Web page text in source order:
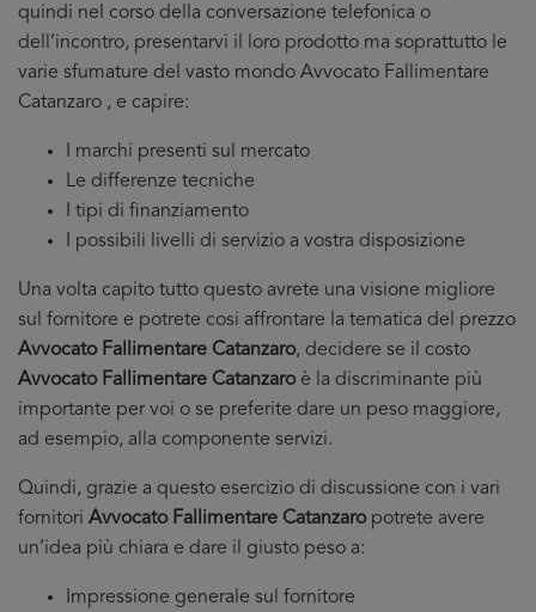
quindi nel corso della conversazione telefonica o
dell’incontro, presentarvi il loro prodotto ma soprattutto le
varie sfumature del vasto mondo Avvocato Fallimentare
Catanzaro , e capire:
I marchi presenti sul mercato
Le differenze tecniche
I tipi di finanziamento
I possibili livelli di servizio a vostra disposizione
Una volta capito tutto questo avrete una visione migliore
sul fornitore e potrete cosi affrontare la tematica del prezzo
Avvocato Fallimentare Catanzaro, decidere se il costo
Avvocato Fallimentare Catanzaroè la discriminante più
importante per voi o se preferite dare un peso maggiore,
ad esempio, alla componente servizi.
Quindi, grazie a questo esercizio di discussione con i vari
fornitori Avvocato Fallimentare Catanzaropotrete avere
un’idea più chiara e dare il giusto peso a:
Impressione generale sul fornitore